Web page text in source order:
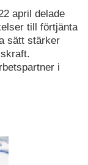
april delade
till förtjänta
sätt stärker
i